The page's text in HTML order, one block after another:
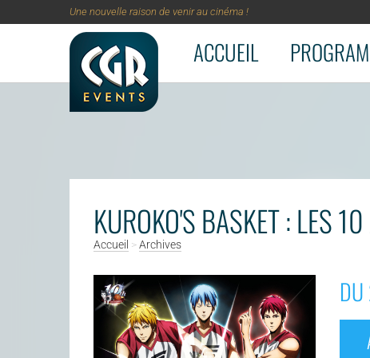
Aller au contenu principal
Une nouvelle raison de venir au cinéma !
ACCUEIL
KUROKO'S BASKET : LES
Accueil >Archives